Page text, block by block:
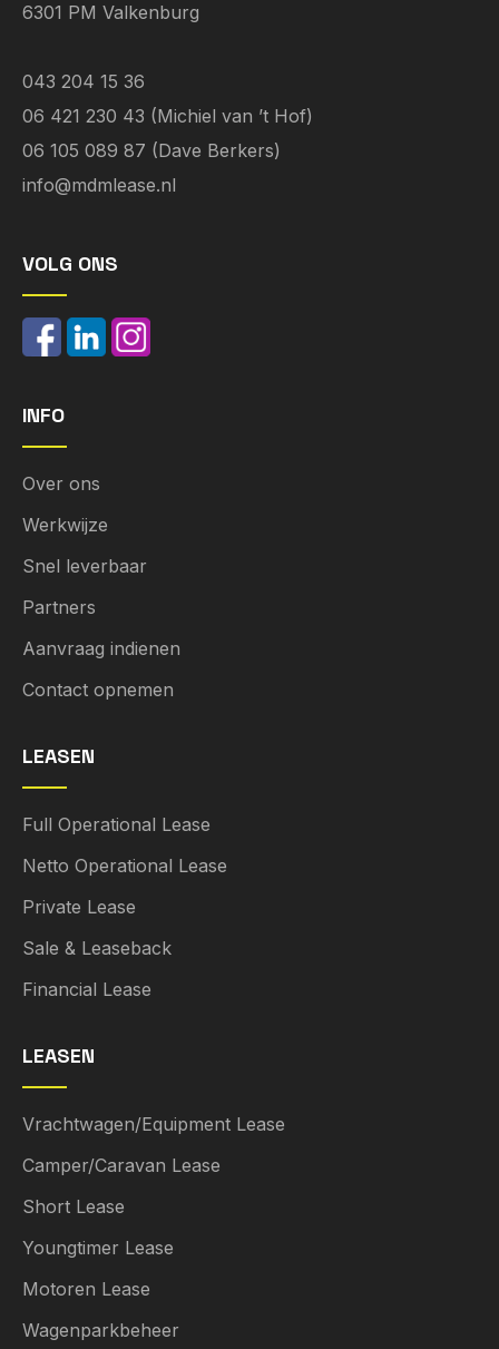
6301 PM Valkenburg
043 204 15 36
06 421 230 43 (Michiel van ’t Hof)
06 105 089 87 (Dave Berkers)
info@mdmlease.nl
VOLG ONS
INFO
Over ons
Werkwijze
Snel leverbaar
Partners
Aanvraag indienen
Contact opnemen
LEASEN
Full Operational Lease
Netto Operational Lease
Private Lease
Sale & Leaseback
Financial Lease
LEASEN
Vrachtwagen/Equipment Lease
Camper/Caravan Lease
Short Lease
Youngtimer Lease
Motoren Lease
Wagenparkbeheer